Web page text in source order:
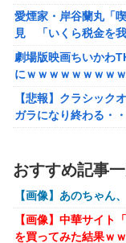
【画像】 AI「写
あげよ????」
【ホロライブ】
す」
【FF16】 「ファ
定＆最新PV公開
の？
メトロイドプラ
百合子「隣に座
愛煙家・岸谷蘭丸「
見 「いくら税金を我
劇場版映画ちいかわ
にｗｗｗｗｗｗｗｗ
【悲報】クラシック
ガラになり終わる・・
【アークナイツ】
ラ」デフォルメフィ
【アズールレーン】
ターズVer.」フィギュ
おすすめ記事
【画像】あのちゃん
【画像】中華サイト
を買ってみた結果ｗ